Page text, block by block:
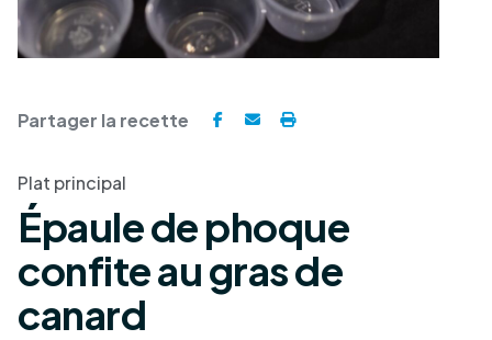
Partager la recette
Plat principal
Épaule de phoque
confite au gras de
canard